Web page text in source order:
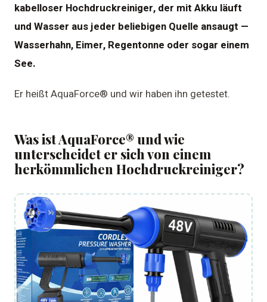
kabelloser Hochdruckreiniger, der mit Akku läuft
und Wasser aus jeder beliebigen Quelle ansaugt —
Wasserhahn, Eimer, Regentonne oder sogar einem
See.
Er heißt AquaForce® und wir haben ihn getestet.
Was ist AquaForce® und wie
unterscheidet er sich von einem
herkömmlichen Hochdruckreiniger?